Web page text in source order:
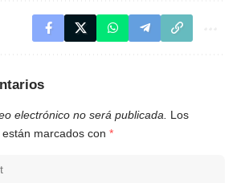
electrónico no será publicada.
Los
marcados con *